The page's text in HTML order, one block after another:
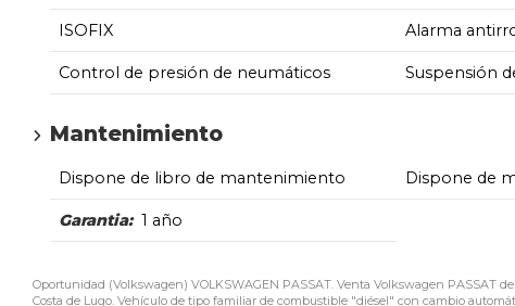
ISOFIX Alarma
Control de presión de neumáticos Suspensión
Mantenimiento
Dispone de libro de mantenimiento Dispone de
Garantia: 1 año
Oportunidad (Volkswagen) VOLKSWAGEN PASSAT. Venta Volkswagen PASSAT
Costa de Lugo. Vehículo de tipo familiar de combustible "diésel" con cambio